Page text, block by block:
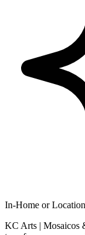
In-Home or Location
KC Arts | Mosaicos